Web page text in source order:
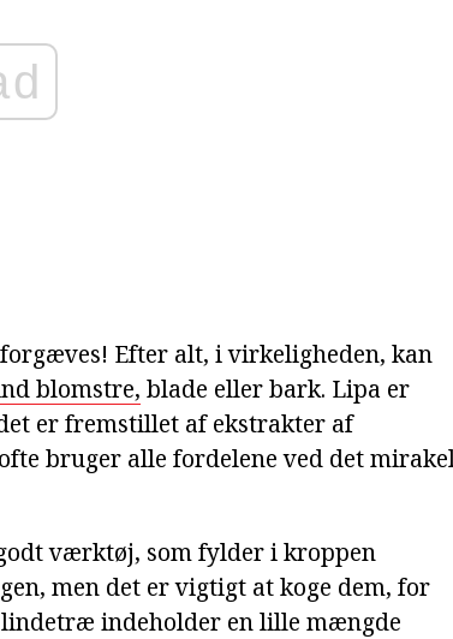
Efter alt, i virkeligheden, kan
blomstre, blade eller bark. Lipa er
er fremstillet af ekstrakter af
bruger alle fordelene ved det
værktøj, som fylder i kroppen
men det er vigtigt at koge dem, for
lindetræ indeholder en lille mængde